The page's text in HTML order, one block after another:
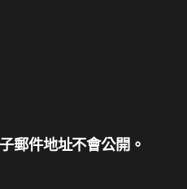
郵件地址不會公開。